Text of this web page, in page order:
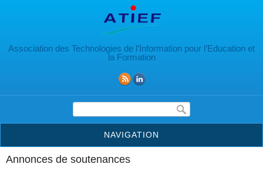
Association des Technologies de l’Information pour l’Education et
la Formation
Formulaire de recherche
NAVIGATION
Annonces de soutenances